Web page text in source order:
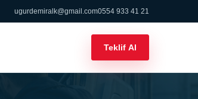
ugurdemiralk@gmail.com0554 933 41 21
Teklif Al